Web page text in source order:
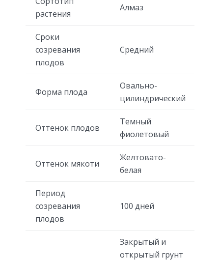
растения
Алмаз
Сроки
созревания
плодов
Средний
Форма плода
Овально-
цилиндрический
Оттенок плодов
Темный
фиолетовый
Оттенок мякоти
Желтовато-
белая
Период
созревания
плодов
100 дней
Закрытый и
открытый грунт